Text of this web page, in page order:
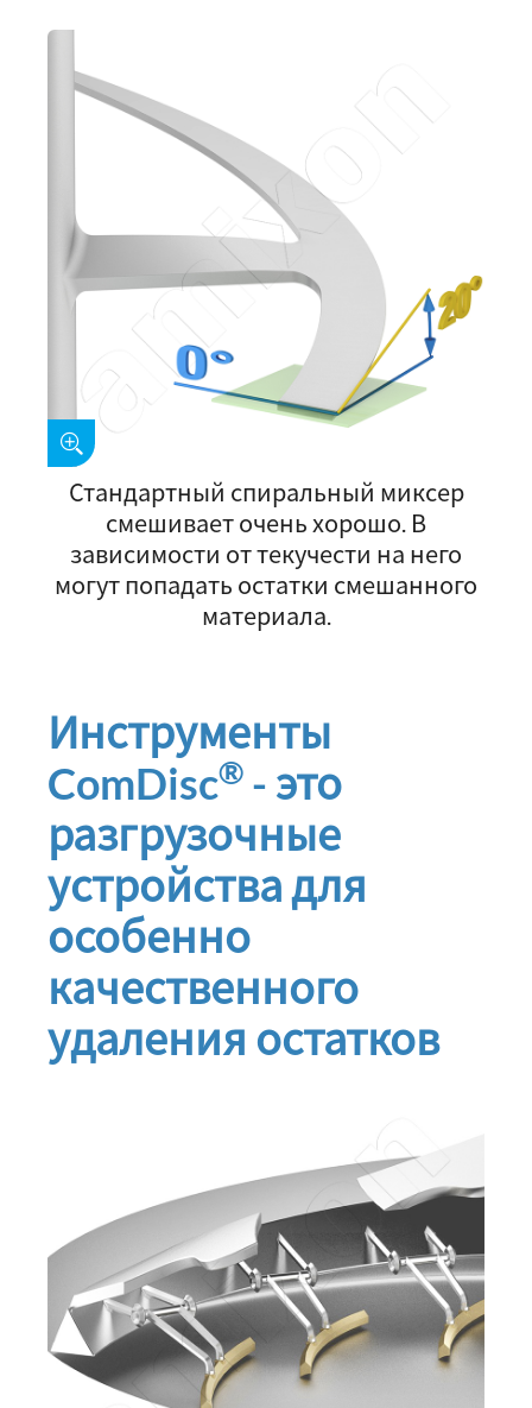
Стандартный спиральный миксер
смешивает очень хорошо. В
зависимости от текучести на него
могут попадать остатки смешанного
материала.
Инструменты
ComDisc® - это
разгрузочные
устройства для
особенно
качественного
удаления остатков